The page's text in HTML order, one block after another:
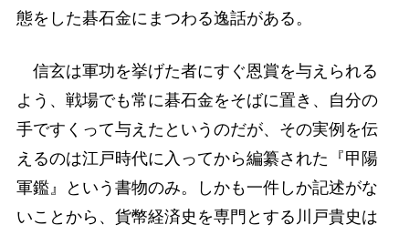
態をした碁石金にまつわる逸話がある。
信玄は軍功を挙げた者にすぐ恩賞を与えられる
よう、戦場でも常に碁石金をそばに置き、自分の
手ですくって与えたというのだが、その実例を伝
えるのは江戸時代に入ってから編纂された『甲陽
軍鑑』という書物のみ。しかも一件しか記述がな
いことから、貨幣経済史を専門とする川戸貴史は